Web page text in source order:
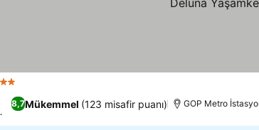
8,7Mükemmel (123 misafir puanı) GOP Metro